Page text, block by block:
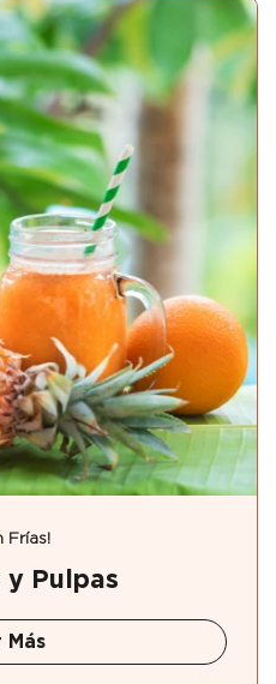
Frías!
y Pulpas
Más